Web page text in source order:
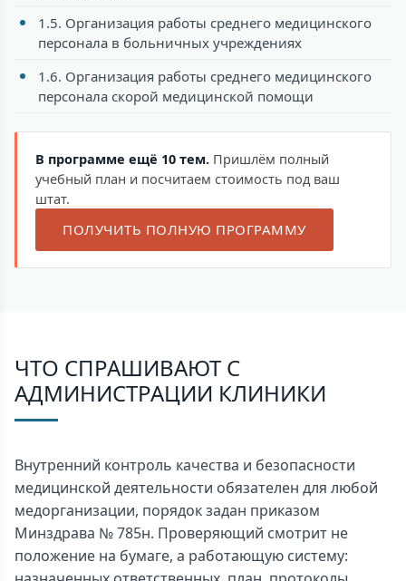
1.5. Организация работы среднего медицинского
персонала в больничных учреждениях
1.6. Организация работы среднего медицинского
персонала скорой медицинской помощи
В программе ещё 10 тем. Пришлём полный
учебный план и посчитаем стоимость под ваш
штат.
ПОЛУЧИТЬ ПОЛНУЮ ПРОГРАММУ
ЧТО СПРАШИВАЮТ С
АДМИНИСТРАЦИИ КЛИНИКИ
Внутренний контроль качества и безопасности
медицинской деятельности обязателен для любой
медорганизации, порядок задан приказом
Минздрава № 785н. Проверяющий смотрит не
положение на бумаге, а работающую систему: